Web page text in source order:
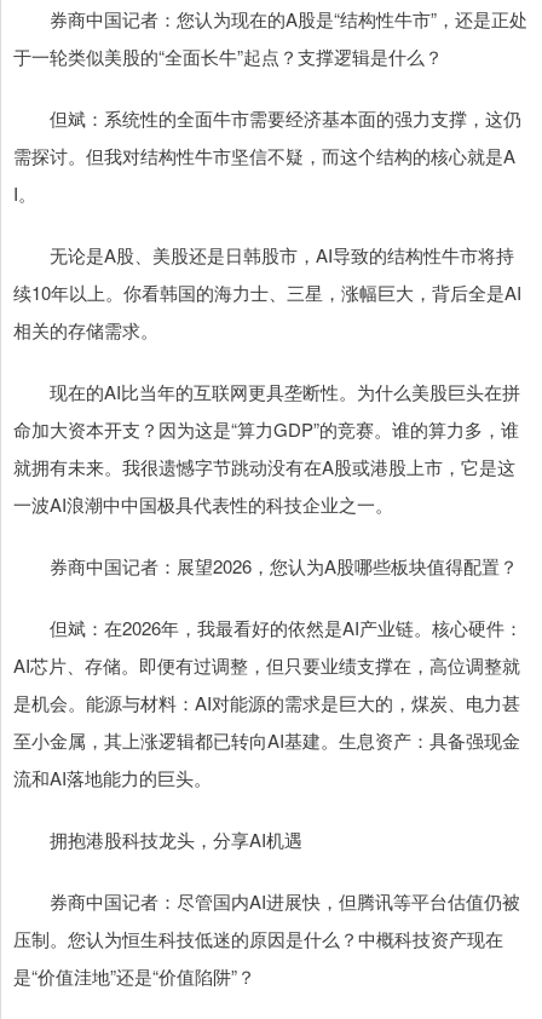
券商中国记者：您认为现在的A股是“结构性牛市”，还是正处
于一轮类似美股的“全面长牛”起点？支撑逻辑是什么？
但斌：系统性的全面牛市需要经济基本面的强力支撑，这仍
需探讨。但我对结构性牛市坚信不疑，而这个结构的核心就是A
I。
无论是A股、美股还是日韩股市，AI导致的结构性牛市将持
续10年以上。你看韩国的海力士、三星，涨幅巨大，背后全是AI
相关的存储需求。
现在的AI比当年的互联网更具垄断性。为什么美股巨头在拼
命加大资本开支？因为这是“算力GDP”的竞赛。谁的算力多，谁
就拥有未来。我很遗憾字节跳动没有在A股或港股上市，它是这
一波AI浪潮中中国极具代表性的科技企业之一。
券商中国记者：展望2026，您认为A股哪些板块值得配置？
但斌：在2026年，我最看好的依然是AI产业链。核心硬件：
AI芯片、存储。即便有过调整，但只要业绩支撑在，高位调整就
是机会。能源与材料：AI对能源的需求是巨大的，煤炭、电力甚
至小金属，其上涨逻辑都已转向AI基建。生息资产：具备强现金
流和AI落地能力的巨头。
拥抱港股科技龙头，分享AI机遇
券商中国记者：尽管国内AI进展快，但腾讯等平台估值仍被
压制。您认为恒生科技低迷的原因是什么？中概科技资产现在
是“价值洼地”还是“价值陷阱”？